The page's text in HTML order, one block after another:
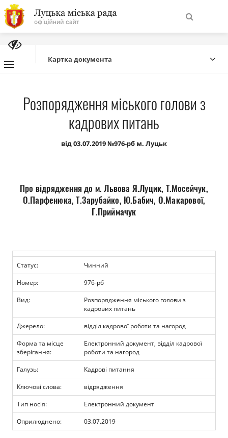
На
головну
сайту
Про місто
Міська влада
Бюджет
Публічна інформація
Документи
Картка документа
Розпорядження міського голови з
кадрових питань
від 03.07.2019 №976-рб м. Луцьк
Про відрядження до м. Львова Я.Луцик, Т.Мосейчук,
О.Парфенюка, Т.Зарубайко, Ю.Бабич, О.Макарової,
Г.Приймачук
Статус:
Чинний
Номер:
976-рб
Вид:
Розпорядження міського голови з
кадрових питань
Джерело:
відділ кадрової роботи та нагород
Форма та місце
зберігання:
Електронний документ, відділ кадрової
роботи та нагород
Галузь:
Кадрові питання
Ключові слова:
відрядження
Тип носія:
Електронний документ
Оприлюднено:
03.07.2019